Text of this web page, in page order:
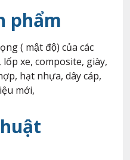
phẩm
( mật độ) của các
xe, composite, giày,
hạt nhựa, dây cáp,
mới,